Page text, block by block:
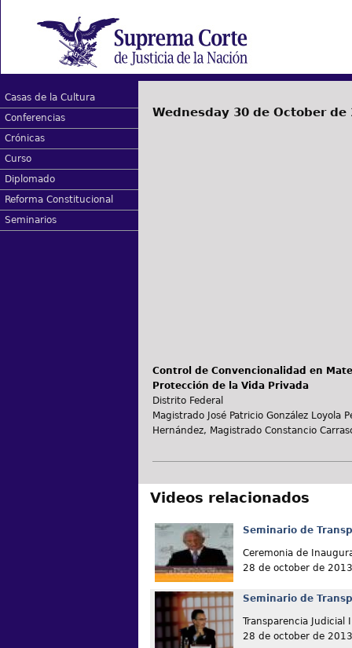
Casas de la Cultura
Conferencias
Crónicas
Curso
Diplomado
Reforma Constitucional
Seminarios
Wednesday 30 de October de
Control de Convencionalidad en
Protección de la Vida Privada
Distrito Federal
Magistrado José Patricio González Loyola
Hernández, Magistrado Constancio
Videos relacionados
Seminario de
Ceremonia de
28 de october de 2013
Seminario de
Transparencia Judicial
28 de october de 2013